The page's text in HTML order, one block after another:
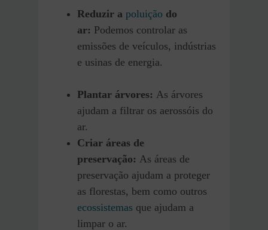
Reduzir a poluição do
ar: Podemos controlar as
emissões de veículos, indústrias
e usinas de energia.
Plantar árvores: As árvores
ajudam a filtrar os aerossóis do
ar.
Criar áreas de
preservação: As áreas de
preservação ajudam a proteger
as florestas, bem como outros
ecossistemas que ajudam a
limpar o ar.